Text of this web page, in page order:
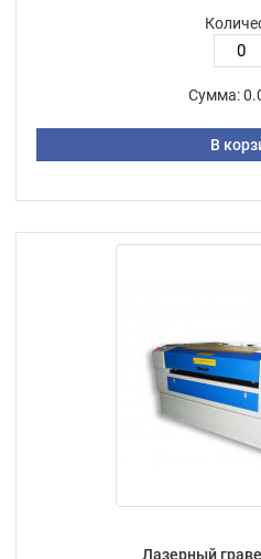
Сумма:
В
Лазерный